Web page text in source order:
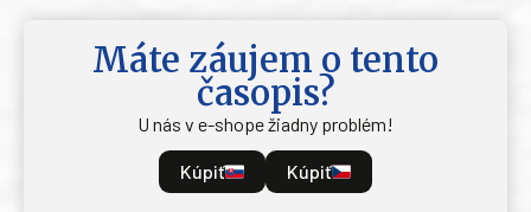
Máte záujem o tento
časopis?
U nás v e-shope žiadny problém!
Kúpiť Kúpiť